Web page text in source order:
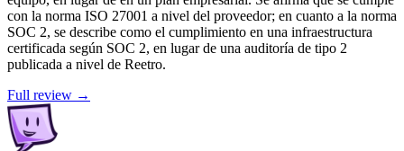
con la norma ISO 27001 a nivel del proveedor; en cuanto a la norma
SOC 2, se describe como el cumplimiento en una infraestructura
certificada según SOC 2, en lugar de una auditoría de tipo 2
publicada a nivel de Reetro.
Full review →